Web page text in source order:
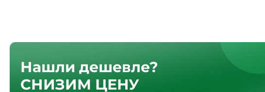
Нашли дешевле?
СНИЗИМ ЦЕНУ